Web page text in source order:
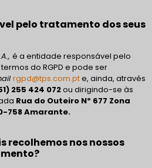
pelo tratamento dos seus
é a entidade responsável pelo
do RGPD e pode ser
rgpd@tps.com.pte, ainda, através
255 424 072ou dirigindo-se às
Rua do Outeiro Nº 677 Zona
758 Amarante.
recolhemos nos nossos